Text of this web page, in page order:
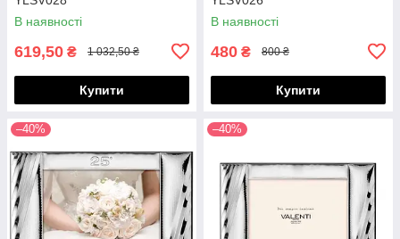
В наявності
619,50 ₴ 1 032,50 ₴
Купити
В наявності
480 ₴ 800 ₴
Купити
–40% –40%